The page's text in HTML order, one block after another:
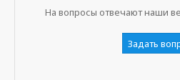
На вопросы отвечают наши
Задать